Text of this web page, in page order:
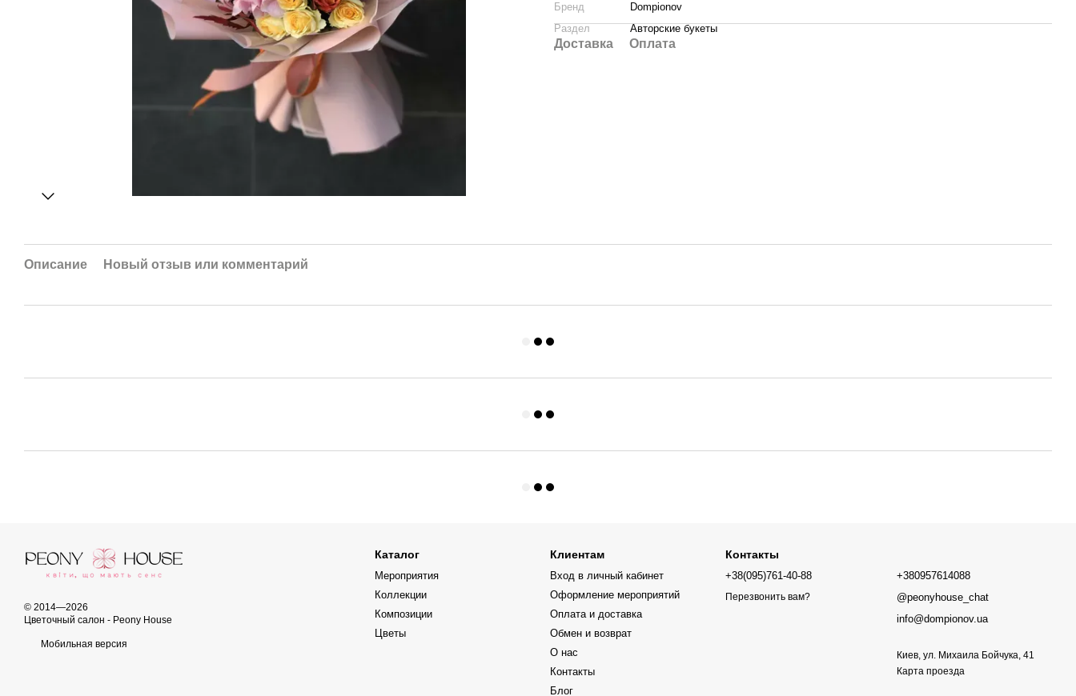
Бренд
Dompionov
Раздел
Авторские букеты
Доставка Оплата
Описание Новый отзыв или комментарий
© 2014—2026
Цветочный салон - Peony House
Мобильная версия
Каталог
Мероприятия
Коллекции
Композиции
Цветы
Клиентам
Вход в личный кабинет
Оформление мероприятий
Оплата и доставка
Обмен и возврат
О нас
Контакты
Блог
Контакты
+38(095)761-40-88
Перезвонить вам?
+380957614088
@peonyhouse_chat
info@dompionov.ua
Киев, ул. Михаила Бойчука, 41
Карта проезда